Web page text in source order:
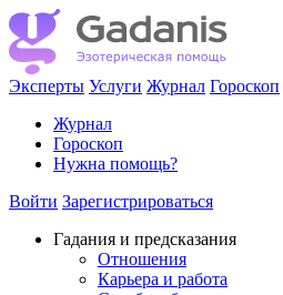
Эксперты Услуги Журнал Гороскоп
Журнал
Гороскоп
Нужна помощь?
Войти Зарегистрироваться
Гадания и предсказания
Отношения
Карьера и работа